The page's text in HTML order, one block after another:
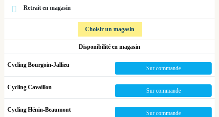
Retrait en magasin
Choisir un magasin
Disponibilité en magasin
Cycling Bourgoin-Jallieu Sur commande
Cycling Cavaillon Sur commande
Cycling Hénin-Beaumont Sur commande